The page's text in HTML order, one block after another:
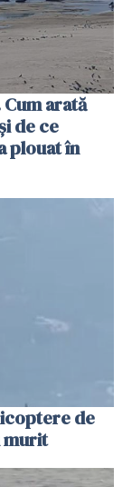
arată
de ce
plouat în
de
murit